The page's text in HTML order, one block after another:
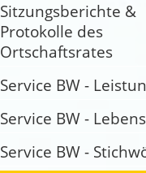
Sitzungsberichte &
Protokolle des
Ortschaftsrates
Service BW -
Service BW -
Service BW -